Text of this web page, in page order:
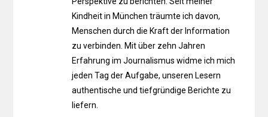
Kindheit in München träumte ich davon,
Menschen durch die Kraft der Information
zu verbinden. Mit über zehn Jahren
Erfahrung im Journalismus widme ich mich
jeden Tag der Aufgabe, unseren Lesern
authentische und tiefgründige Berichte zu
liefern.